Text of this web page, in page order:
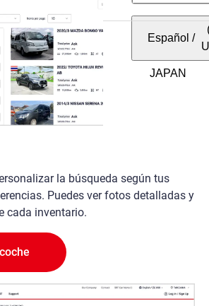
Español /
la búsqueda según tus
Puedes ver fotos detalladas y
cada inventario.